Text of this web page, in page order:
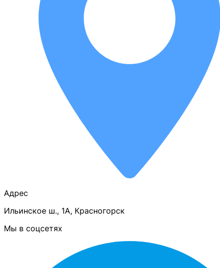
Адрес
Ильинское ш., 1А, Красногорск
Мы в соцсетях